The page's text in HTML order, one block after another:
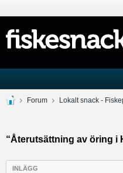
Forum Lokalt snack -
“Återutsättning av öring i
INLÄGG